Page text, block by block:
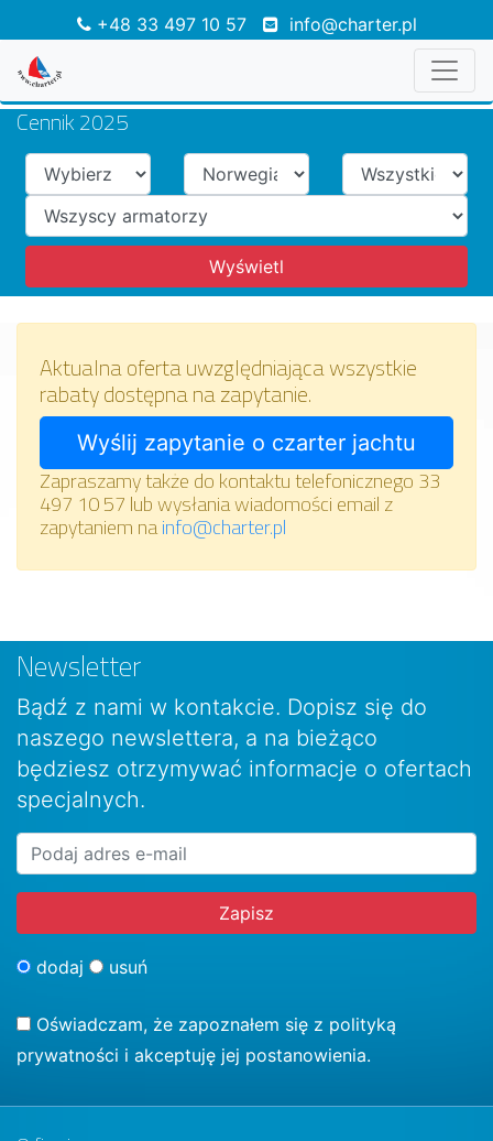
+48 33 497 10 57 info@charter.pl
Cennik 2025
Aktualna oferta uwzględniająca wszystkie
rabaty dostępna na zapytanie.
Zapraszamy także do kontaktu telefonicznego 33
497 10 57 lub wysłania wiadomości email z
zapytaniem nainfo@charter.pl
Newsletter
Bądź z nami w kontakcie. Dopisz się do
naszego newslettera, a na bieżąco
będziesz otrzymywać informacje o ofertach
specjalnych.
dodaj usuń
Oświadczam, że zapoznałem się z polityką
prywatności i akceptuję jej postanowienia.